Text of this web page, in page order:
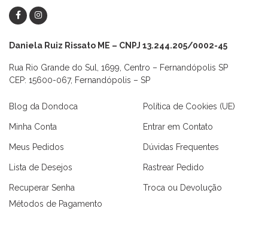
Daniela Ruiz Rissato ME – CNPJ 13.244.205/0002-45
Rua Rio Grande do Sul, 1699, Centro – Fernandópolis SP
CEP: 15600-067, Fernandópolis – SP
Blog da Dondoca
Minha Conta
Meus Pedidos
Lista de Desejos
Recuperar Senha
Política de Cookies (UE)
Entrar em Contato
Dúvidas Frequentes
Rastrear Pedido
Troca ou Devolução
Métodos de Pagamento